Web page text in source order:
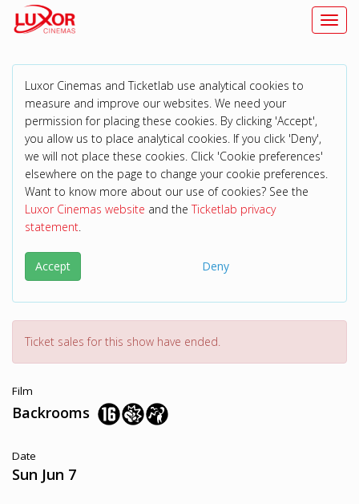
Luxor Cinemas and Ticketlab use analytical cookies to
measure and improve our websites. We need your
permission for placing these cookies. By clicking 'Accept',
you allow us to place analytical cookies. If you click 'Deny',
we will not place these cookies. Click 'Cookie preferences'
elsewhere on the page to change your cookie preferences.
Want to know more about our use of cookies? See the
Luxor Cinemas website and theTicketlab privacy
statement.
Accept Deny
Ticket sales for this show have ended.
Film
Backrooms
Date
Sun Jun 7